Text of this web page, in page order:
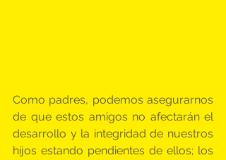
Como padres, podemos asegurarnos
de que estos amigos no afectarán el
desarrollo y la integridad de nuestros
hijos estando pendientes de ellos; los